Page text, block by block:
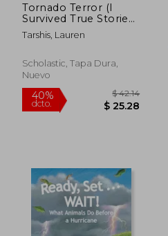
Tornado Terror (I
Survived True Stories
#3): True Tornado
Survival Stories and
History and Today (en
Inglés)
Tarshis, Lauren
Scholastic, Tapa Dura,
Nuevo